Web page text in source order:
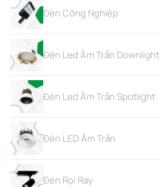
Đèn Công Nghiệp
Đèn Led Âm Trần Downlight
Đèn Led Âm Trần Spotlight
Đèn LED Âm Trần
Đèn Rọi Ray